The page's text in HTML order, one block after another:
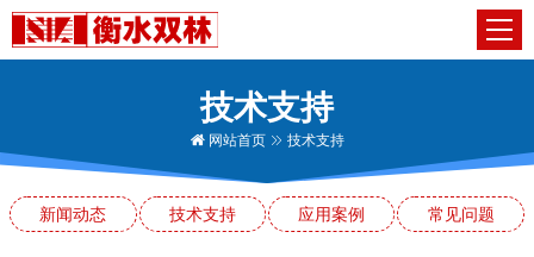
技术支持
网站首页 技术支持
新闻动态 技术支持 应用案例 常见问题